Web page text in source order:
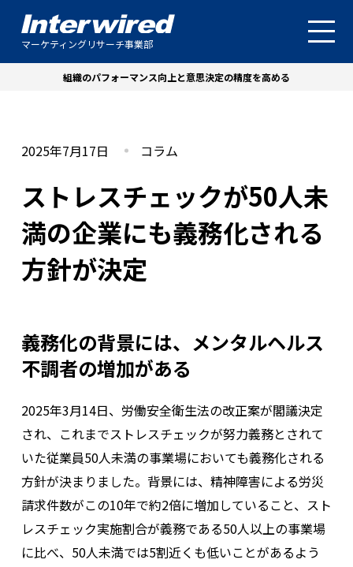
マーケティングリサーチ事業部
組織のパフォーマンス向上と意思決定の精度を高める
2025年7月17日 コラム
ストレスチェックが50人未
満の企業にも義務化される
方針が決定
義務化の背景には、メンタルヘルス
不調者の増加がある
2025年3月14日、労働安全衛生法の改正案が閣議決定
され、これまでストレスチェックが努力義務とされて
いた従業員50人未満の事業場においても義務化される
方針が決まりました。背景には、精神障害による労災
請求件数がこの10年で約2倍に増加していること、スト
レスチェック実施割合が義務である50人以上の事業場
に比べ、50人未満では5割近くも低いことがあるよう